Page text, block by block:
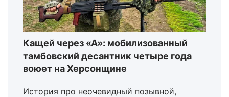
Кащей через «А»: мобилизованный
тамбовский десантник четыре года
воюет на Херсонщине
История про неочевидный позывной,